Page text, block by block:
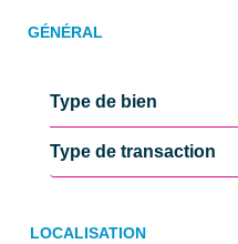
GÉNÉRAL
Type de bien
Type de transaction
LOCALISATION